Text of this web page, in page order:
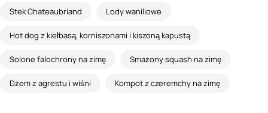
Stek Chateaubriand Lody waniliowe
Hot dog z kiełbasą, korniszonami i kiszoną kapustą
Solone falochrony na zimę Smażony squash na zimę
Dżem z agrestu i wiśni Kompot z czeremchy na zimę